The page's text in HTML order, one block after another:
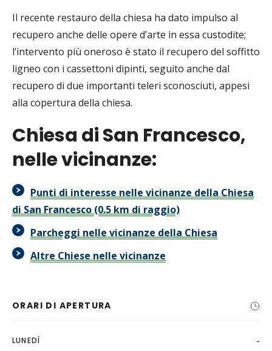
Il recente restauro della chiesa ha dato impulso al
recupero anche delle opere d’arte in essa custodite;
l’intervento più oneroso è stato il recupero del soffitto
ligneo con i cassettoni dipinti, seguito anche dal
recupero di due importanti teleri sconosciuti, appesi
alla copertura della chiesa.
Chiesa di San Francesco,
nelle vicinanze:
Punti di interesse nelle vicinanze della Chiesa
di San Francesco (0.5 km di raggio)
Parcheggi nelle vicinanze della Chiesa
Altre Chiese nelle vicinanze
ORARI DI APERTURA
LUNEDÌ -